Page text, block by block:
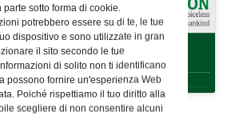
parte sotto forma di cookie.
potrebbero essere su di te, le tue
dispositivo e sono utilizzate in gran
il sito secondo le tue
di solito non ti identificano
possono fornire un'esperienza Web
Poiché rispettiamo il tuo diritto alla
scegliere di non consentire alcuni
enable this content